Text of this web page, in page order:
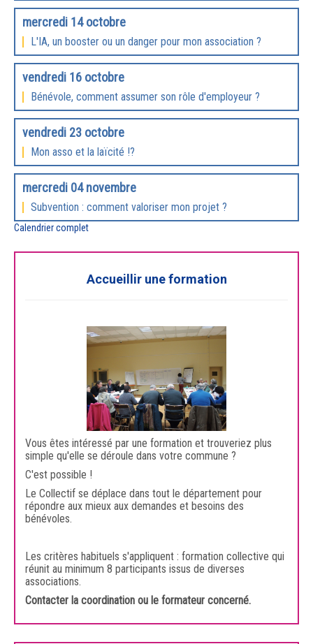
mercredi 14 octobre
L'IA, un booster ou un danger pour mon association ?
vendredi 16 octobre
Bénévole, comment assumer son rôle d'employeur ?
vendredi 23 octobre
Mon asso et la laïcité !?
mercredi 04 novembre
Subvention : comment valoriser mon projet ?
Calendrier complet
Accueillir une formation
Vous êtes intéressé par une formation et trouveriez plus
simple qu'elle se déroule dans votre commune ?
C'est possible !
Le Collectif se déplace dans tout le département pour
répondre aux mieux aux demandes et besoins des
bénévoles.
Les critères habituels s'appliquent : formation collective qui
réunit au minimum 8 participants issus de diverses
associations.
Contacter la coordination ou le formateur concerné.